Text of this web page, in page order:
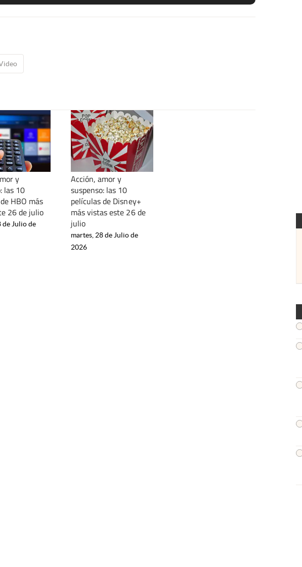
y
las 10
HBO más
26 de julio
de Julio de
Acción, amor y
suspenso: las 10
películas de Disney+
más vistas este 26 de
julio
martes, 28 de Julio de
2026